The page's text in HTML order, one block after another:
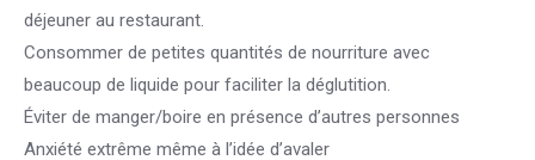
déjeuner au restaurant.
Consommer de petites quantités de nourriture avec
beaucoup de liquide pour faciliter la déglutition.
Éviter de manger/boire en présence d’autres personnes
Anxiété extrême même à l’idée d’avaler